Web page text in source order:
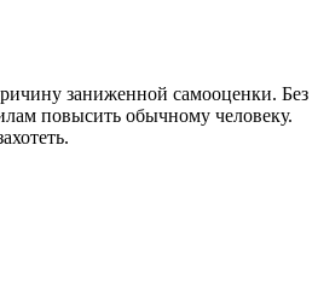
заниженной самооценки. Без
повысить обычному человеку.